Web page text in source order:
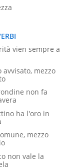
vien sempre a
avvisato, mezzo
non fa
ha l'oro in
mezzo
non vale la